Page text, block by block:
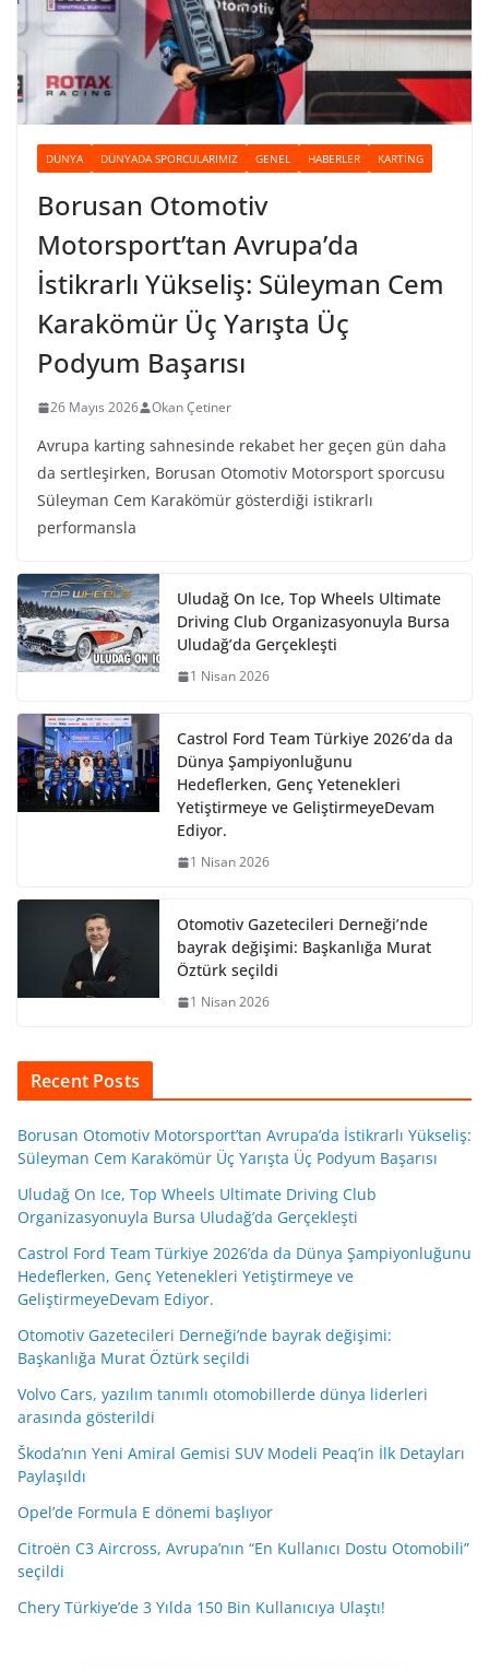
DÜNYA DÜNYADA SPORCULARIMIZ GENEL HABERLER KARTING
Borusan Otomotiv
Motorsport’tan Avrupa’da
İstikrarlı Yükseliş: Süleyman Cem
Karakömür Üç Yarışta Üç
Podyum Başarısı
26 Mayıs 2026 Okan Çetiner
Avrupa karting sahnesinde rekabet her geçen gün daha
da sertleşirken, Borusan Otomotiv Motorsport sporcusu
Süleyman Cem Karakömür gösterdiği istikrarlı
performansla
Uludağ On Ice, Top Wheels Ultimate
Driving Club Organizasyonuyla Bursa
Uludağ’da Gerçekleşti
1 Nisan 2026
Castrol Ford Team Türkiye 2026’da da
Dünya Şampiyonluğunu
Hedeflerken, Genç Yetenekleri
Yetiştirmeye ve GeliştirmeyeDevam
Ediyor.
1 Nisan 2026
Otomotiv Gazetecileri Derneği’nde
bayrak değişimi: Başkanlığa Murat
Öztürk seçildi
1 Nisan 2026
Recent Posts
Borusan Otomotiv Motorsport’tan Avrupa’da İstikrarlı Yükseliş:
Süleyman Cem Karakömür Üç Yarışta Üç Podyum Başarısı
Uludağ On Ice, Top Wheels Ultimate Driving Club
Organizasyonuyla Bursa Uludağ’da Gerçekleşti
Castrol Ford Team Türkiye 2026’da da Dünya Şampiyonluğunu
Hedeflerken, Genç Yetenekleri Yetiştirmeye ve
GeliştirmeyeDevam Ediyor.
Otomotiv Gazetecileri Derneği’nde bayrak değişimi:
Başkanlığa Murat Öztürk seçildi
Volvo Cars, yazılım tanımlı otomobillerde dünya liderleri
arasında gösterildi
Škoda’nın Yeni Amiral Gemisi SUV Modeli Peaq’in İlk Detayları
Paylaşıldı
Opel’de Formula E dönemi başlıyor
Citroën C3 Aircross, Avrupa’nın “En Kullanıcı Dostu Otomobili”
seçildi
Chery Türkiye’de 3 Yılda 150 Bin Kullanıcıya Ulaştı!